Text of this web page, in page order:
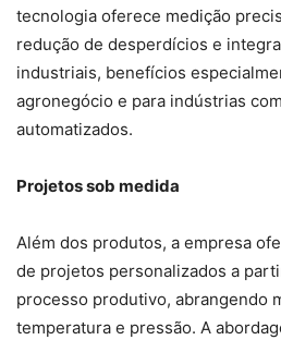
tecnologia oferece medição
redução de desperdícios e
industriais, benefícios
agronegócio e para indústrias
automatizados.
Projetos sob medida
Além dos produtos, a empresa
de projetos personalizados a
processo produtivo, abrangendo
temperatura e pressão. A